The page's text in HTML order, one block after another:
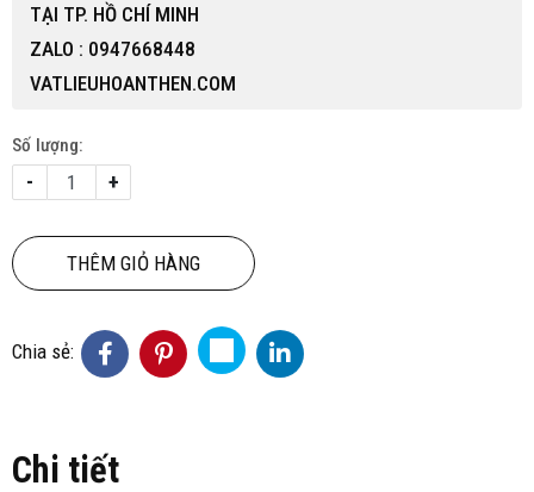
TẠI TP. HỒ CHÍ MINH
ZALO : 0947668448
VATLIEUHOANTHEN.COM
Số lượng:
- +
THÊM GIỎ HÀNG
Chia sẻ:
Chi tiết